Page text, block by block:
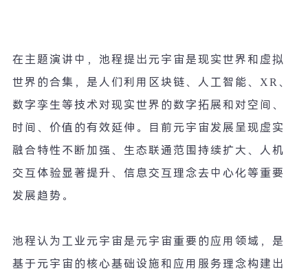
在主题演讲中，池程提出元宇宙是现实世界和虚拟
世界的合集，是人们利用区块链、人工智能、 XR、
数字孪生等技术对现实世界的数字拓展和对空间、
时间、价值的有效延伸。目前元宇宙发展呈现虚实
融合特性不断加强、生态联通范围持续扩大、人机
交互体验显著提升、信息交互理念去中心化等重要
发展趋势。
池程认为工业元宇宙是元宇宙重要的应用领域，是
基于元宇宙的核心基础设施和应用服务理念构建出